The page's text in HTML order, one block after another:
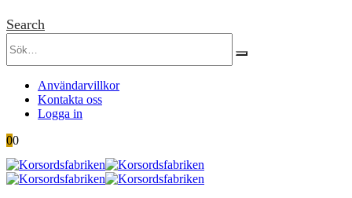
Search
Användarvillkor
Kontakta oss
Logga in
00